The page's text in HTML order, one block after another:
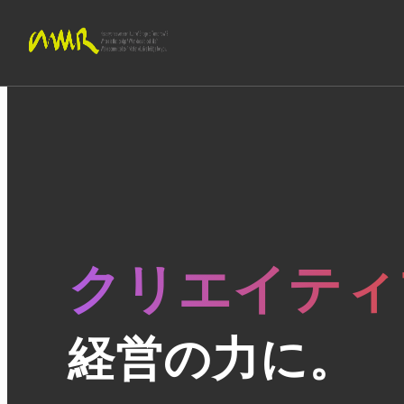
クリエイテ
経営の力に。